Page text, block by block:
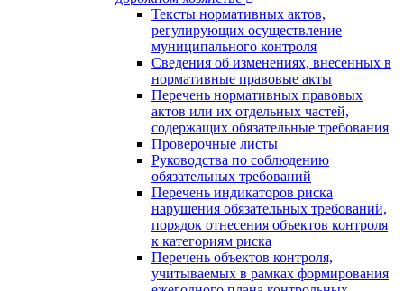
Тексты нормативных актов,
регулирующих осуществление
муниципального контроля
Сведения об изменениях, внесенных в
нормативные правовые акты
Перечень нормативных правовых
актов или их отдельных частей,
содержащих обязательные требования
Проверочные листы
Руководства по соблюдению
обязательных требований
Перечень индикаторов риска
нарушения обязательных требований,
порядок отнесения объектов контроля
к категориям риска
Перечень объектов контроля,
учитываемых в рамках формирования